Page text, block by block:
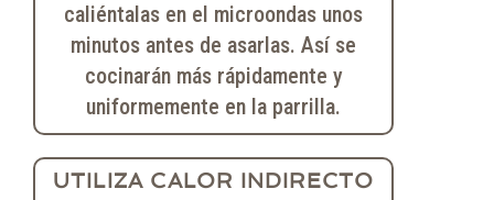
caliéntalas en el microondas unos
minutos antes de asarlas. Así se
cocinarán más rápidamente y
uniformemente en la parrilla.
UTILIZA CALOR INDIRECTO